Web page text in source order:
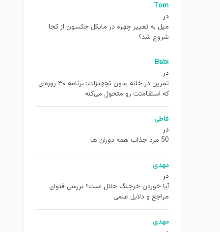
Tom
در
ميل به تغيير چهره در مایکل جکسون از كجا
شروع شد؟
Babi
در
تمرین در خانه بدون تجهیزات: برنامه ۳۰ روزه‌ای
که استقامتت رو متحول می‌کنه
فاطی
در
50 مرد جذاب همه دوران ها
مهدی
در
آیا خوردن خرچنگ حلال است؟ بررسی فتوای
مراجع و دلایل علمی
مهدی